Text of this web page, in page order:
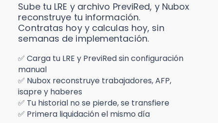
Sube tu LRE y archivo PreviRed, y Nubox
reconstruye tu información.
Contratas hoy y calculas hoy, sin
semanas de implementación.
✅ Carga tu LRE y PreviRed sin configuración
manual
✅ Nubox reconstruye trabajadores, AFP,
isapre y haberes
✅ Tu historial no se pierde, se transfiere
✅ Primera liquidación el mismo día